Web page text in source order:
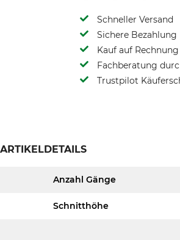
Schneller Versand
Sichere Bezahlung
Kauf auf
Fachberatung
Trustpilot
ARTIKELDETAILS
Anzahl Gänge
Schnitthöhe